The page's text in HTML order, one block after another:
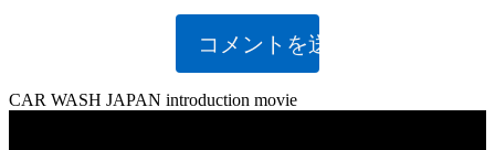
CAR WASH JAPAN introduction movie